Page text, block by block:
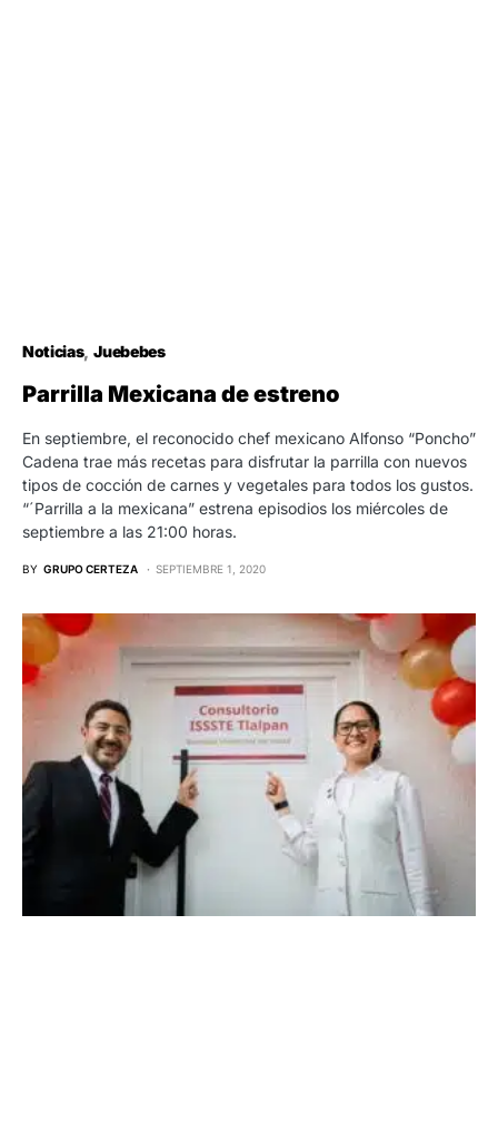
Noticias Juebebes
Parrilla Mexicana de estreno
En septiembre, el reconocido chef mexicano Alfonso “Poncho”
Cadena trae más recetas para disfrutar la parrilla con nuevos
tipos de cocción de carnes y vegetales para todos los gustos.
“´Parrilla a la mexicana” estrena episodios los miércoles de
septiembre a las 21:00 horas.
BY GRUPO CERTEZA SEPTIEMBRE 1, 2020